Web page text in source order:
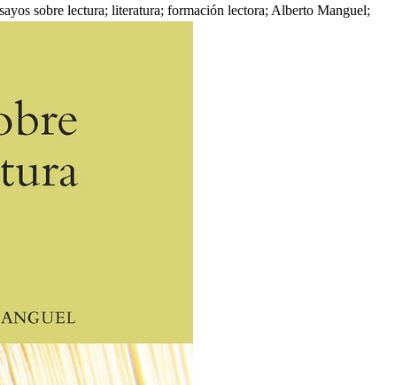
sobre lectura; literatura; formación lectora; Alberto Manguel;